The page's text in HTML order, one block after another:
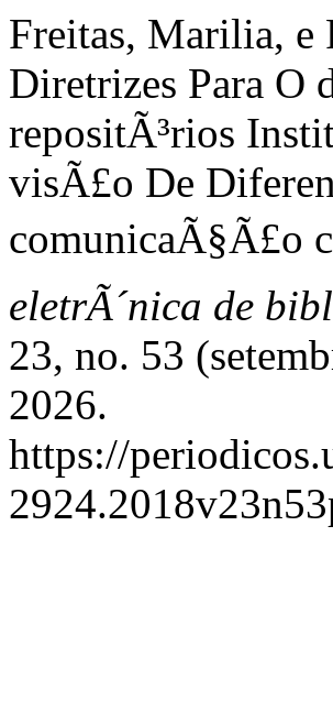
Freitas, Marilia, e
Diretrizes Para O
repositÃ³rios
visÃ£o De
comunicaÃ§Ã£o
eletrÃ´nica de
23, no. 53
2026.
https://